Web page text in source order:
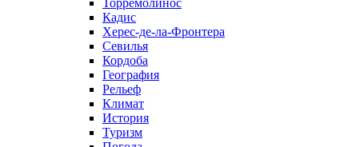
Торремолинос
Кадис
Херес-де-ла-Фронтера
Севилья
Кордоба
География
Рельеф
Климат
История
Туризм